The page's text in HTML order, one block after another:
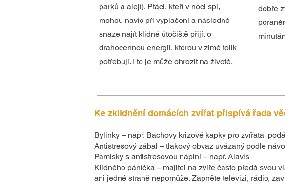
parků a alejí). Ptáci, kteří v noci spí,
mohou navíc při vyplašení a následné
snaze najít klidné útočiště přijít o
drahocennou energii, kterou v zimě tolik
potřebují. I to je může ohrozit na životě.
dobře
Ke zklidnění domácích zvířat přispívá řada
Bylinky – např. Bachovy krizové kapky pro zvířata,
Antistresový zábal – tlakový obvaz uvázaný podle
Pamlsky s antistresovou náplní – např. Alavis
Klidného páníčka – majitel na zvíře často předá svou
ani jedné straně nepomůže. Zapněte televizi, rádio,